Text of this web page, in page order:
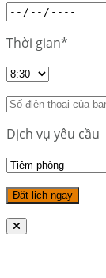
Thời gian*
Dịch vụ yêu cầu